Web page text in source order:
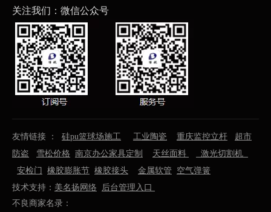
关注我们：微信公众号
友情链接 ： 硅pu篮球场施工 工业陶瓷 重庆监控立杆
超市
防盗
雪松价格 南京办公家具定制 天丝面料
激光切割机
安检门
橡胶膨胀节 橡胶接头 金属软管
空气弹簧
技术支持： 美名扬网络
后台管理入口
不良商家名录：